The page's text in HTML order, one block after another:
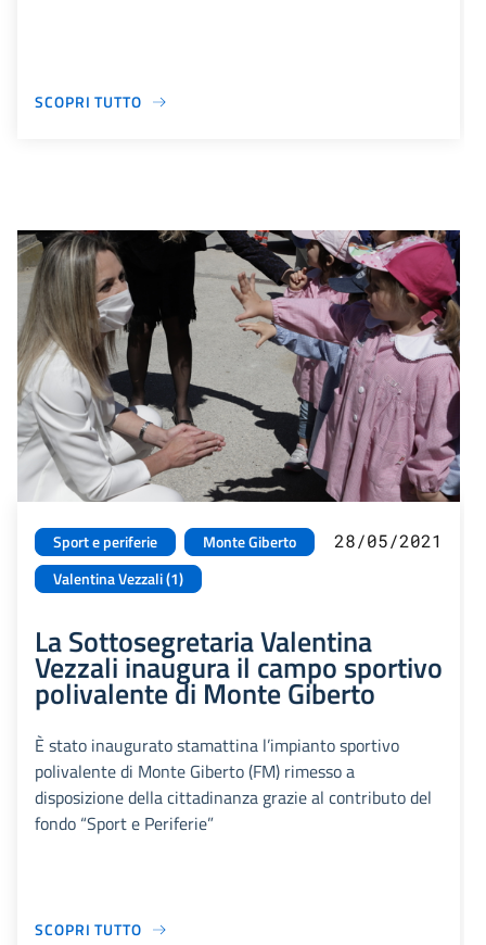
SCOPRI TUTTO
Sport e periferie
Monte Giberto
Valentina Vezzali (1)
28/05/2021
La Sottosegretaria Valentina
Vezzali inaugura il campo sportivo
polivalente di Monte Giberto
È stato inaugurato stamattina l’impianto sportivo
polivalente di Monte Giberto (FM) rimesso a
disposizione della cittadinanza grazie al contributo del
fondo “Sport e Periferie”
SCOPRI TUTTO